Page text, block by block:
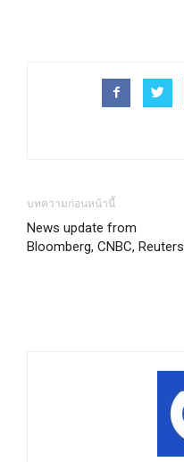
บทความก่อนหน้านี้
News update from
Bloomberg, CNBC, Reuters